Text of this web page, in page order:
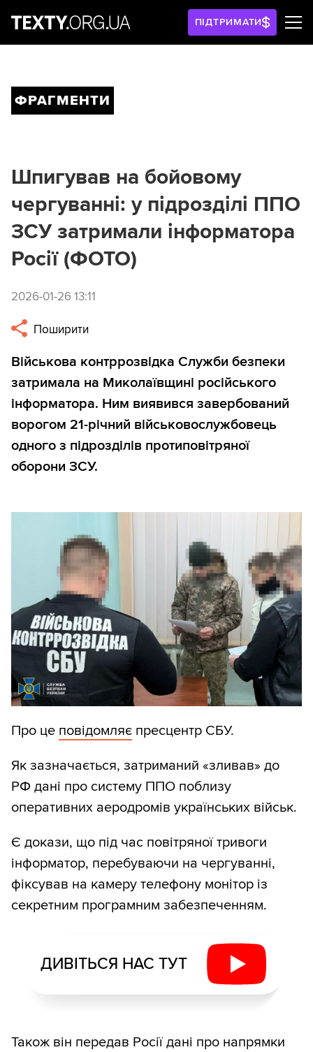
ПІДТРИМАТИ
ФРАГМЕНТИ
Шпигував на бойовому
чергуванні: у підрозділі ППО
ЗСУ затримали інформатора
Росії (ФОТО)
2026-01-26 13:11
Поширити
Військова контррозвідка Служби безпеки
затримала на Миколаївщині російського
інформатора. Ним виявився завербований
ворогом 21-річний військовослужбовець
одного з підрозділів протиповітряної
оборони ЗСУ.
Про це повідомляє пресцентр СБУ.
Як зазначається, затриманий «зливав» до
РФ дані про систему ППО поблизу
оперативних аеродромів українських військ.
Є докази, що під час повітряної тривоги
інформатор, перебуваючи на чергуванні,
фіксував на камеру телефону монітор із
секретним програмним забезпеченням.
ДИВІТЬСЯ НАС ТУТ
Також він передав Росії дані про напрямки